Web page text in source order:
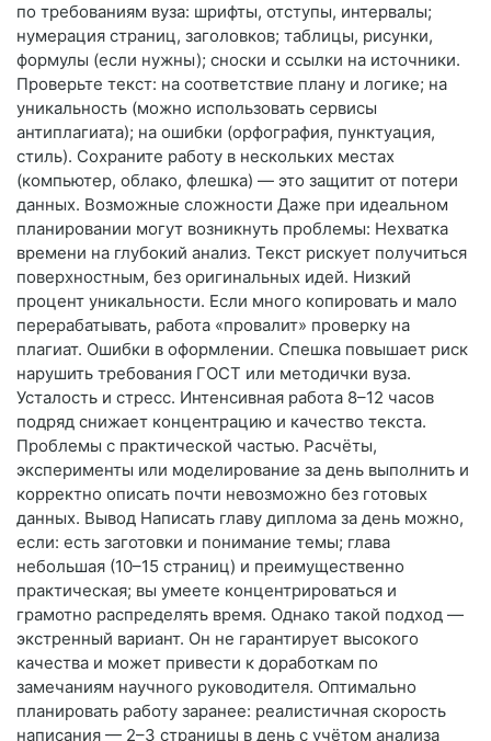
по требованиям вуза: шрифты, отступы, интервалы;
нумерация страниц, заголовков; таблицы, рисунки,
формулы (если нужны); сноски и ссылки на источники.
Проверьте текст: на соответствие плану и логике; на
уникальность (можно использовать сервисы
антиплагиата); на ошибки (орфография, пунктуация,
стиль). Сохраните работу в нескольких местах
(компьютер, облако, флешка) — это защитит от потери
данных. Возможные сложности Даже при идеальном
планировании могут возникнуть проблемы: Нехватка
времени на глубокий анализ. Текст рискует получиться
поверхностным, без оригинальных идей. Низкий
процент уникальности. Если много копировать и мало
перерабатывать, работа «провалит» проверку на
плагиат. Ошибки в оформлении. Спешка повышает риск
нарушить требования ГОСТ или методички вуза.
Усталость и стресс. Интенсивная работа 8–12 часов
подряд снижает концентрацию и качество текста.
Проблемы с практической частью. Расчёты,
эксперименты или моделирование за день выполнить и
корректно описать почти невозможно без готовых
данных. Вывод Написать главу диплома за день можно,
если: есть заготовки и понимание темы; глава
небольшая (10–15 страниц) и преимущественно
практическая; вы умеете концентрироваться и
грамотно распределять время. Однако такой подход —
экстренный вариант. Он не гарантирует высокого
качества и может привести к доработкам по
замечаниям научного руководителя. Оптимально
планировать работу заранее: реалистичная скорость
написания — 2–3 страницы в день с учётом анализа